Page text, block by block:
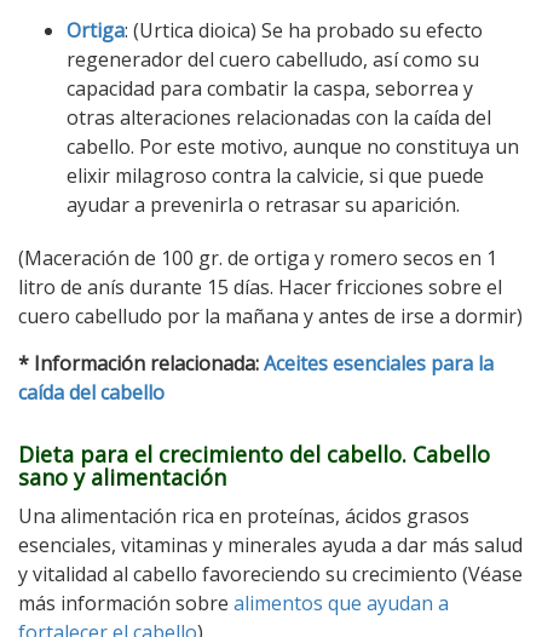
Ortiga: (Urtica dioica) Se ha probado su efecto
regenerador del cuero cabelludo, así como su
capacidad para combatir la caspa, seborrea y
otras alteraciones relacionadas con la caída del
cabello. Por este motivo, aunque no constituya un
elixir milagroso contra la calvicie, si que puede
ayudar a prevenirla o retrasar su aparición.
(Maceración de 100 gr. de ortiga y romero secos en 1
litro de anís durante 15 días. Hacer fricciones sobre el
cuero cabelludo por la mañana y antes de irse a dormir)
* Información relacionada:Aceites esenciales para la
caída del cabello
Dieta para el crecimiento del cabello. Cabello
sano y alimentación
Una alimentación rica en proteínas, ácidos grasos
esenciales, vitaminas y minerales ayuda a dar más salud
y vitalidad al cabello favoreciendo su crecimiento (Véase
más información sobre alimentos que ayudan a